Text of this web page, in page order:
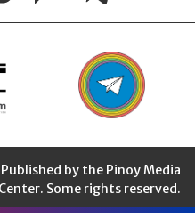
by the Pinoy Media
Center. Some rights reserved.